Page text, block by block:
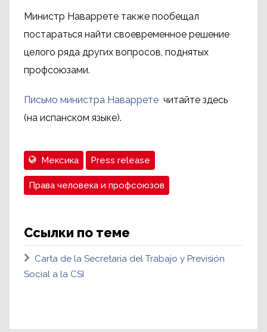
Министр Наваррете также пообещал
постараться найти своевременное решение
целого ряда других вопросов, поднятых
профсоюзами.
Письмо министра Наваррете читайте здесь
(на испанском языке).
Мексика Press release
Права человека и профсоюзов
Ссылки по теме
Carta de la Secretaria del Trabajo y Previsión
Social a la CSI